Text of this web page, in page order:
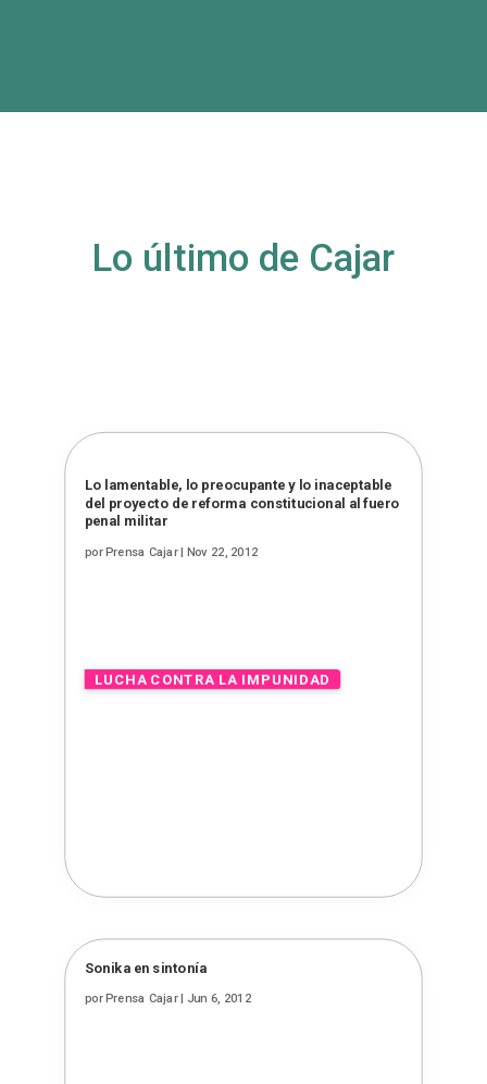
Lo último de Cajar
Lo lamentable, lo preocupante y lo inaceptable
del proyecto de reforma constitucional al fuero
penal militar
porPrensa Cajar| Nov 22, 2012
Sonika en sintonía
porPrensa Cajar| Jun 6, 2012